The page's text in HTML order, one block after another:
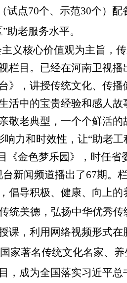
试点70个、示范30个）
助老服务水平。
义核心价值观为主旨，
栏目。已经在河南卫视
》，讲授传统文化、传
活中的宝贵经验和感人
敬老典型，一个个鲜活
力和时效性，让“助老
《金色梦乐园》，时任
新闻频道播出了67期。
导积极、健康、向上的
统美德，弘扬中华优秀
课，利用网络视频形式
家著名传统文化名家、
，成为全国落实习近平